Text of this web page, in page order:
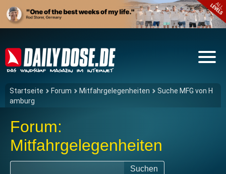
Startseite Forum Mitfahrgelegenheiten
Suche MFG von H
amburg
Forum:
Mitfahrgelegenheiten
Suchen